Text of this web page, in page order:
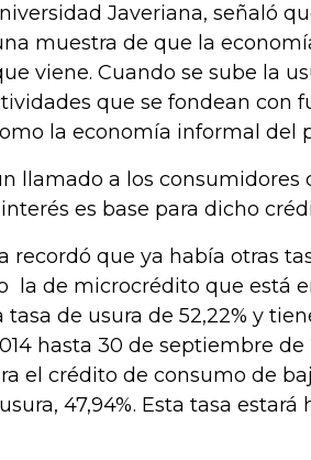
Javeriana, señaló
muestra de que la
viene. Cuando se sube la
que se fondean con
la economía informal del
llamado a los consumidores
es base para dicho
recordó que ya había otras
la de microcrédito que está
de usura de 52,22% y
hasta 30 de septiembre de
el crédito de consumo de
47,94%. Esta tasa